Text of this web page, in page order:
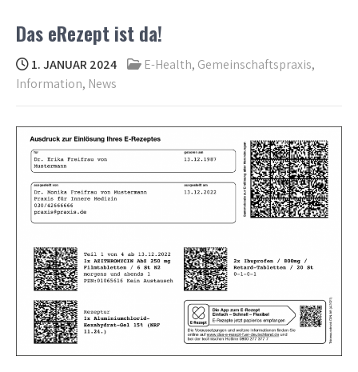
Das eRezept ist da!
1. JANUAR 2024 E-Health, Gemeinschaftspraxis,
Information, News